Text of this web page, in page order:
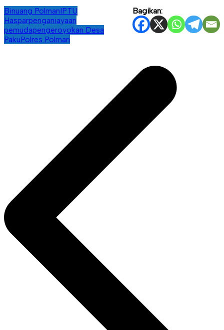
Bagikan:
Binuang PolmanIPTU
Hasparpenganiayaan
pemudapengeroyokan Desa
PakuPolres Polman